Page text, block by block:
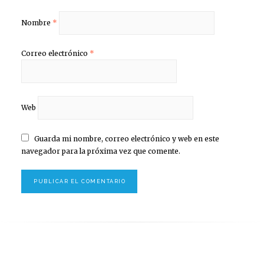
Nombre *
Correo electrónico *
Web
Guarda mi nombre, correo electrónico y web en este
navegador para la próxima vez que comente.